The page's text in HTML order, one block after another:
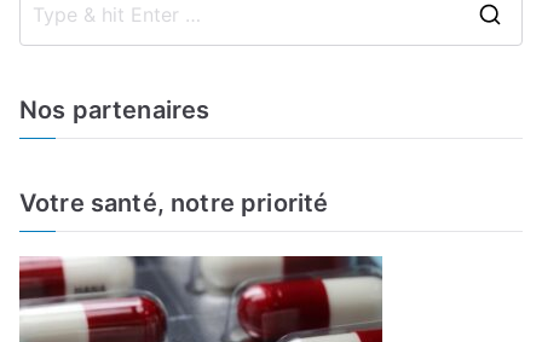
f
Nos partenaires
Votre santé, notre priorité